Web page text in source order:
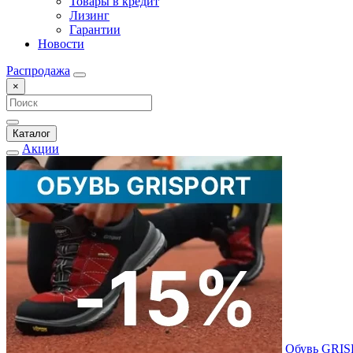
Лизинг
Гарантии
Новости
Распродажа
×
Каталог
Акции
Обувь